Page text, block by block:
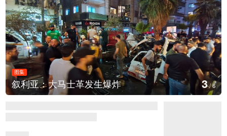
炸
图集
云南弥勒：欢庆火把节
4/6